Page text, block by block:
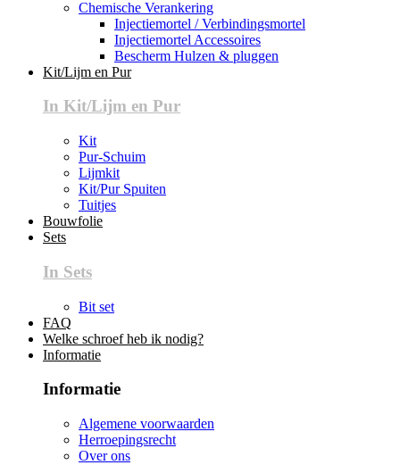
Chemische Verankering
Injectiemortel / Verbindingsmortel
Injectiemortel Accessoires
Bescherm Hulzen & pluggen
Kit/Lijm en Pur
In Kit/Lijm en Pur
Kit
Pur-Schuim
Lijmkit
Kit/Pur Spuiten
Tuitjes
Bouwfolie
Sets
In Sets
Bit set
FAQ
Welke schroef heb ik nodig?
Informatie
Informatie
Algemene voorwaarden
Herroepingsrecht
Over ons